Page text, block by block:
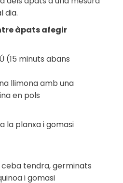
dia.
àpats afegir
(15 minuts abans
llimona amb una
en pols
la planxa i gomasi
ceba tendra, germinats
i gomasi